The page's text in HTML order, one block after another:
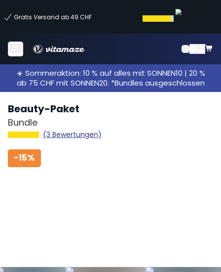
Gratis Versand ab 49 CHF
Menü
☀️ Sommeraktion: 10 % auf alles mit SONNEN10 | 20 %
ab 75 CHF mit SONNEN20. *Bundles ausgeschlossen
Beauty-Paket
Bundle
(3 Bewertungen)
-15%